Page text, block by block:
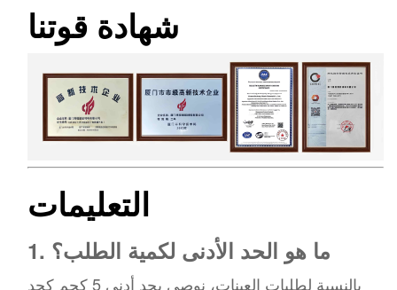
شهادة قوتنا
التعليمات
1. ما هو الحد الأدنى لكمية الطلب؟
بالنسبة لطلبات العينات، نوصي بحد أدنى 5 كجم كحد